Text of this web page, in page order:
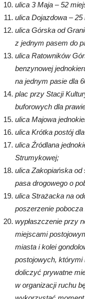
ulica 3 Maja – 52
ulica Dojazdowa –
ulica Górska od
z jednym pasem do
ulica Ratowników
benzynowej
na jednym pasie dla
plac przy Stacji
buforowych dla
ulica Majowa
ulica Krótka postój
ulica Źródlana
Strumykowej;
ulica Zakopiańska od
pasa drogowego o
ulica Strażacka na
poszerzenie pobocza
wypłaszczenie przy
miejscami
miasta i kolei
postojowych, którymi
doliczyć prywatne
w organizacji ruchu